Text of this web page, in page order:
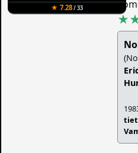
★ 7.28/ 33